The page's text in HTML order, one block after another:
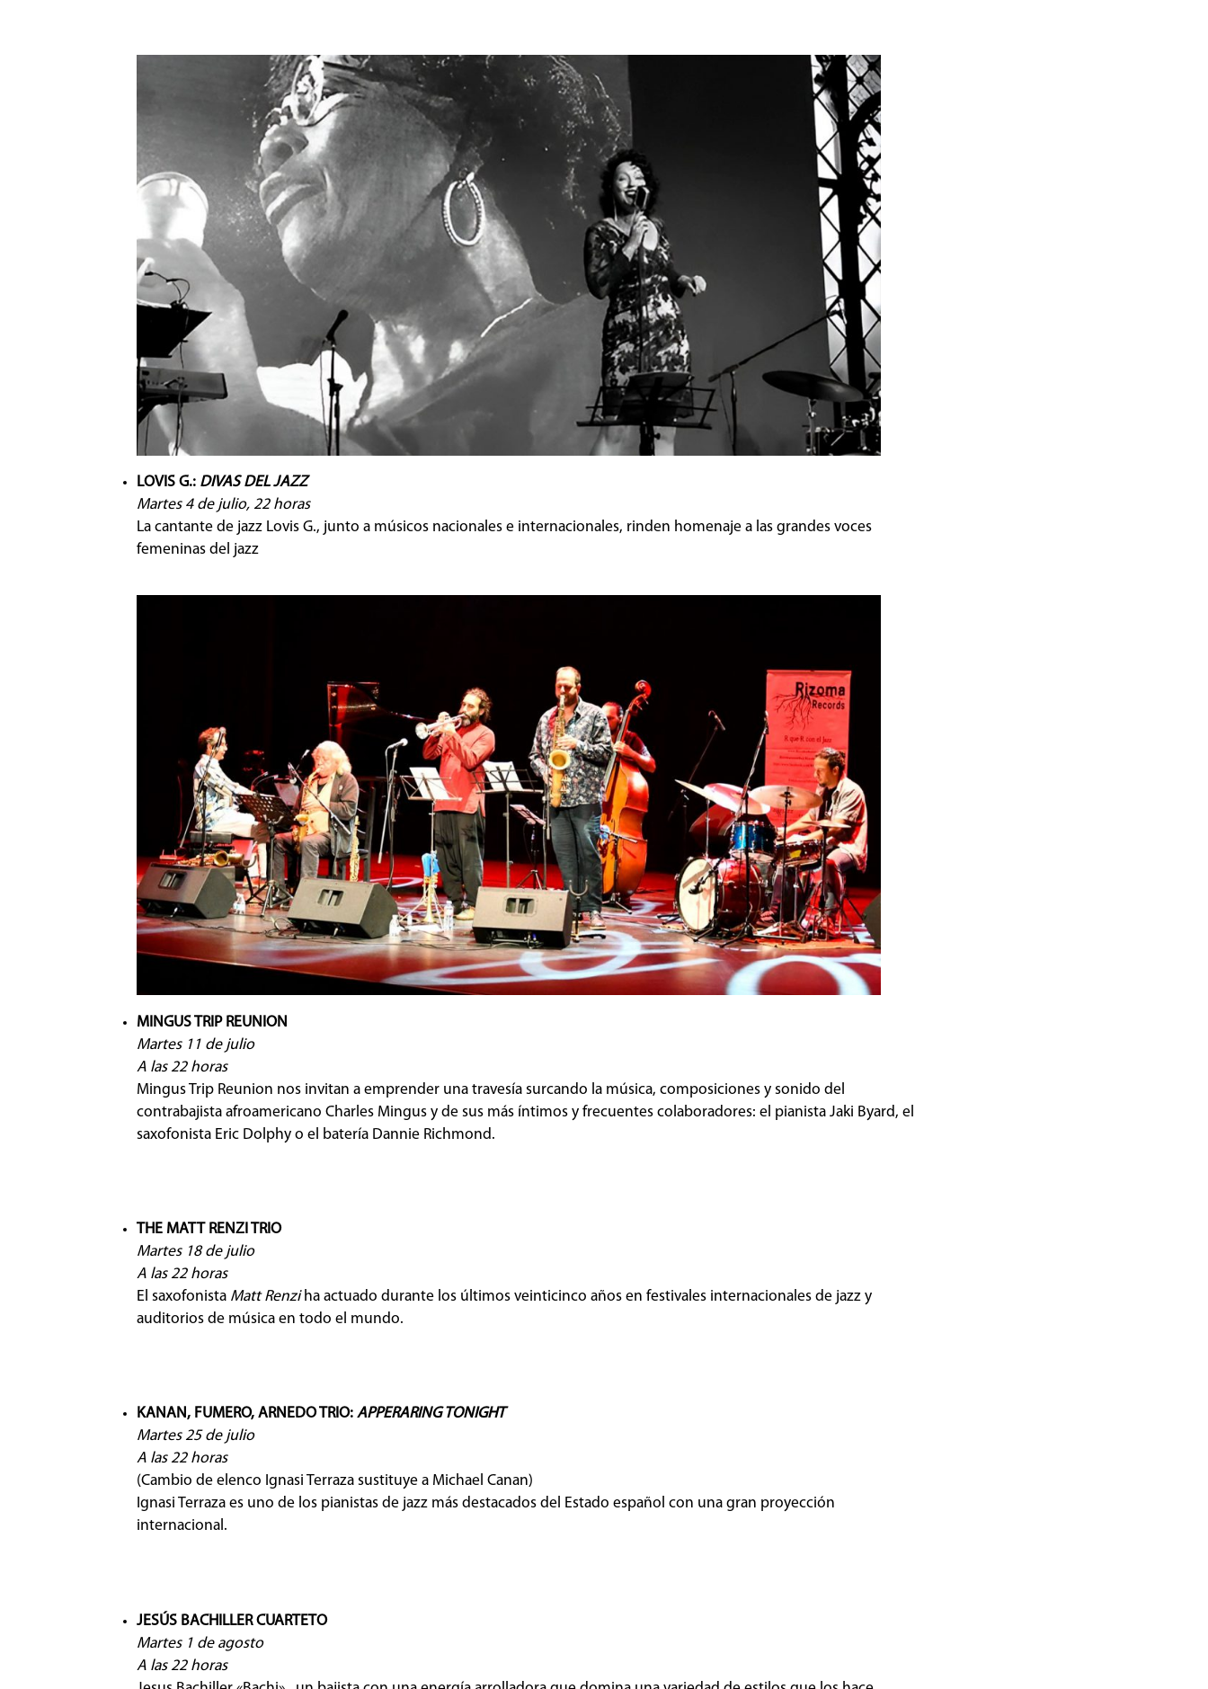
LOVIS G.: DIVAS DEL JAZZ
Martes 4 de julio, 22 horas
La cantante de jazz Lovis G., junto a músicos nacionales e internacionales, rinden homenaje a las grandes voces
femeninas del jazz
MINGUS TRIP REUNION
Martes 11 de julio
A las 22 horas
Mingus Trip Reunion nos invitan a emprender una travesía surcando la música, composiciones y sonido del
contrabajista afroamericano Charles Mingus y de sus más íntimos y frecuentes colaboradores: el pianista Jaki Byard, el
saxofonista Eric Dolphy o el batería Dannie Richmond.
THE MATT RENZI TRIO
Martes 18 de julio
A las 22 horas
El saxofonista Matt Renziha actuado durante los últimos veinticinco años en festivales internacionales de jazz y
auditorios de música en todo el mundo.
KANAN, FUMERO, ARNEDO TRIO: APPERARING TONIGHT
Martes 25 de julio
A las 22 horas
(Cambio de elenco Ignasi Terraza sustituye a Michael Canan)
Ignasi Terraza es uno de los pianistas de jazz más destacados del Estado español con una gran proyección
internacional.
JESÚS BACHILLER CUARTETO
Martes 1 de agosto
A las 22 horas